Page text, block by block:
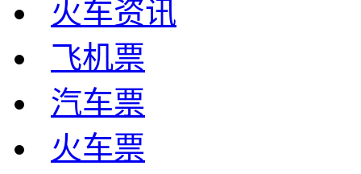
火车资讯
飞机票
汽车票
火车票